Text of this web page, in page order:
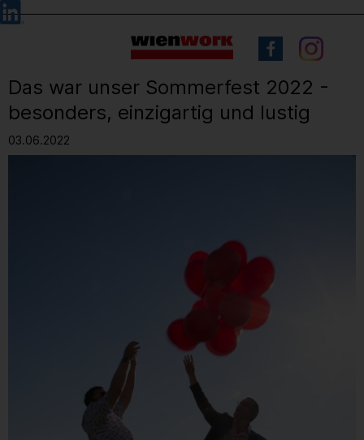
Barrierefreie
Bedienung
Sprachauswahl
Das war unser Sommerfest 2022 -
besonders, einzigartig und lustig
03.06.2022